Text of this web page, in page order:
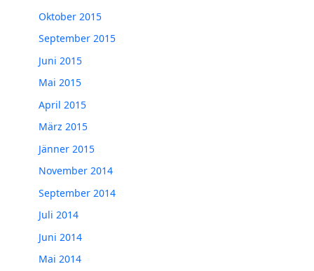
Oktober 2015
September 2015
Juni 2015
Mai 2015
April 2015
März 2015
Jänner 2015
November 2014
September 2014
Juli 2014
Juni 2014
Mai 2014